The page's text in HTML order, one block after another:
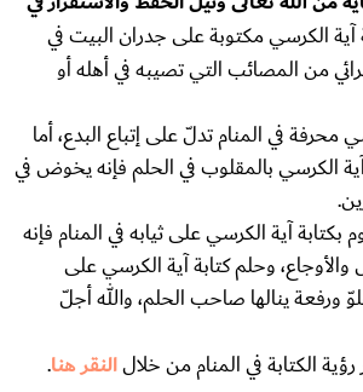
آية الكرسي مكتوبة على جدران البيت في
من المصائب التي تصيبه في أهله أو
محرفة في المنام تدلّ على إتباع البدع، أما
الكرسي بالمقلوب في الحلم فإنه يخوض في
بكتابة آية الكرسي على ثيابه في المنام فإنه
وحلم كتابة آية الكرسي على
ورفعة ينالها صاحب الحلم، والله أجلّ
الكتابة في المنام من خلالالنقر هنا.